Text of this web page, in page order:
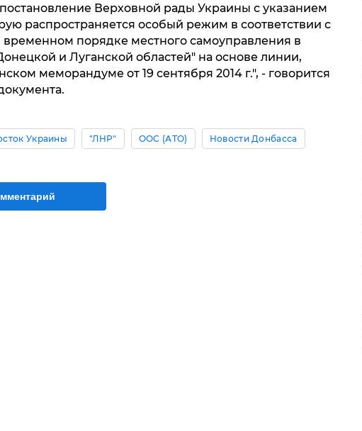
Верховной рады Украины с указанием
распространяется особый режим в соответствии с
порядке местного самоуправления в
и Луганской областей" на основе линии,
меморандуме от 19 сентября 2014 г.", - говорится
Украины "ЛНР" ООС (АТО) Новости Донбасса